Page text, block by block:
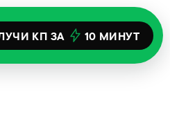
КП ЗА 10 МИНУТ